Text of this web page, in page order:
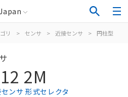
リ > センサ > 近接センサ > 円柱型
2M
ンサ 形式セレクタ